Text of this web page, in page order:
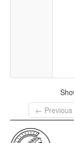
← Previous